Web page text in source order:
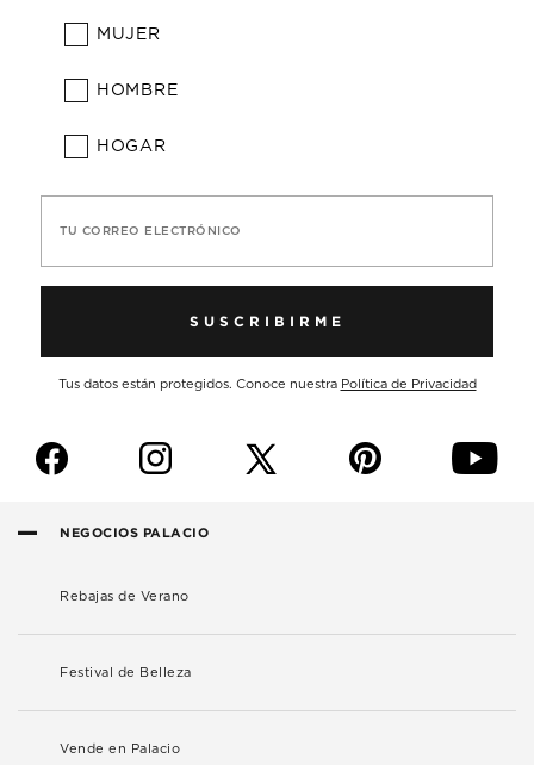
MUJER
HOMBRE
HOGAR
TU CORREO ELECTRÓNICO
SUSCRIBIRME
Tus datos están protegidos. Conoce nuestra Política de Privacidad
f i p y
NEGOCIOS PALACIO
Rebajas de Verano
Festival de Belleza
Vende en Palacio